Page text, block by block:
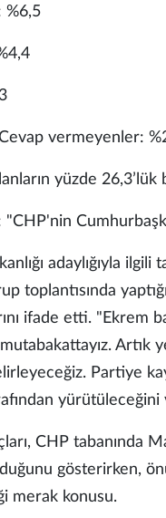
%6,5
vermeyenler:
yüzde
"CHP'nin
adaylığıyla
toplantısında
ifade etti. "Ekrem
Artık
Partiye
yürütüleceğini
CHP tabanında
gösterirken,
merak konusu.